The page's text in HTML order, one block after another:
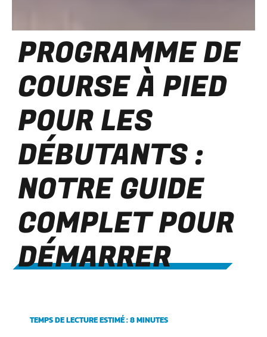
PROGRAMME DE
COURSE À PIED
POUR LES
DÉBUTANTS :
NOTRE GUIDE
COMPLET POUR
DÉMARRER
TEMPS DE LECTURE ESTIMÉ : 8 MINUTES